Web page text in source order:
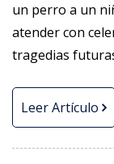
un perro a un
atender con
tragedias
Leer Artículo